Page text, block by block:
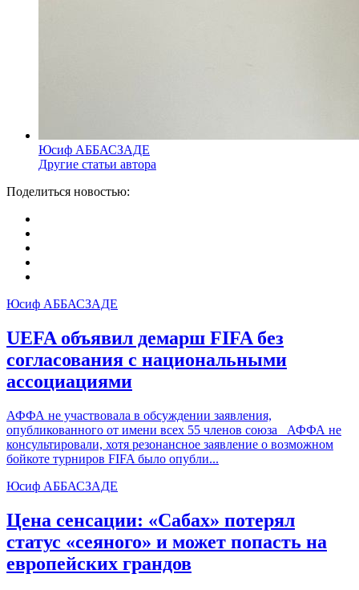
Юсиф АББАСЗАДЕ
Другие статьи автора
Поделиться новостью:
Юсиф АББАСЗАДЕ
UEFA объявил демарш FIFA без
согласования с национальными
ассоциациями
АФФА не участвовала в обсуждении заявления,
опубликованного от имени всех 55 членов союза АФФА не
консультировали, хотя резонансное заявление о возможном
бойкоте турниров FIFA было опубли...
Юсиф АББАСЗАДЕ
Цена сенсации: «Сабах» потерял
статус «сеяного» и может попасть на
европейских грандов